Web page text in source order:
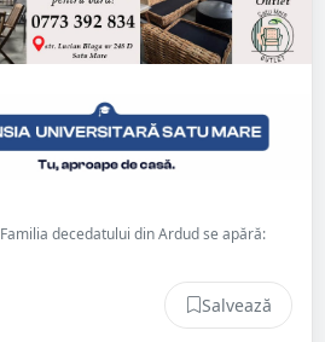
Familia decedatului din Ardud se apără:
Salvează